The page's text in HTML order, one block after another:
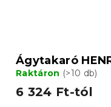
Ágytakaró
Raktáron (>10 db)
6 324 Ft-tól